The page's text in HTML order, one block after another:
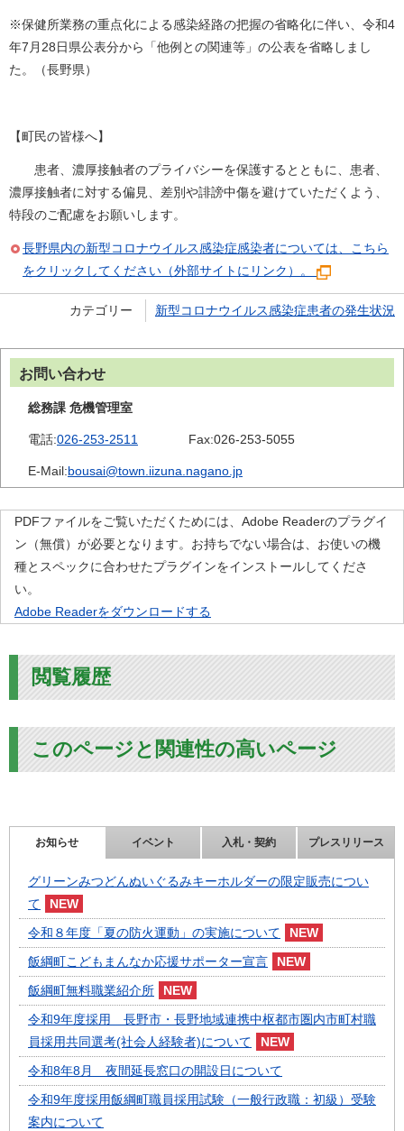
※保健所業務の重点化による感染経路の把握の省略化に伴い、令和4
年7月28日県公表分から「他例との関連等」の公表を省略しまし
た。（長野県）
【町民の皆様へ】
患者、濃厚接触者のプライバシーを保護するとともに、患者、
濃厚接触者に対する偏見、差別や誹謗中傷を避けていただくよう、
特段のご配慮をお願いします。
長野県内の新型コロナウイルス感染症感染者については、こちら
をクリックしてください（外部サイトにリンク）。
カテゴリー 新型コロナウイルス感染症患者の発生状況
お問い合わせ
総務課 危機管理室
電話:026-253-2511 Fax:026-253-5055
E-Mail:bousai@town.iizuna.nagano.jp
PDFファイルをご覧いただくためには、Adobe Readerのプラグイ
ン（無償）が必要となります。お持ちでない場合は、お使いの機
種とスペックに合わせたプラグインをインストールしてくださ
い。
Adobe Readerをダウンロードする
閲覧履歴
このページと関連性の高いページ
お知らせ イベント 入札・契約 プレスリリース
グリーンみつどんぬいぐるみキーホルダーの限定販売につい
て
令和８年度「夏の防火運動」の実施について
飯綱町こどもまんなか応援サポーター宣言
飯綱町無料職業紹介所
令和9年度採用 長野市・長野地域連携中枢都市圏内市町村職
員採用共同選考(社会人経験者)について
令和8年8月 夜間延長窓口の開設日について
令和9年度採用飯綱町職員採用試験（一般行政職：初級）受験
案内について